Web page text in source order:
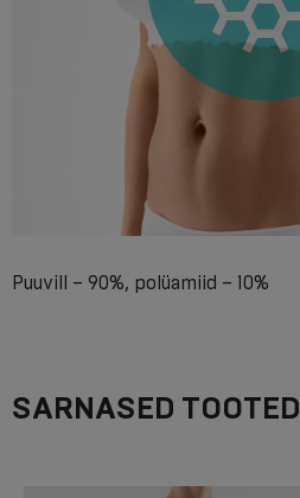
Puuvill – 90%, polüamiid – 10%
SARNASED TOOTED